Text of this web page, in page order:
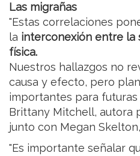
Las migrañas
"Estas correlaciones
la interconexión entre la
física.
Nuestros hallazgos no
causa y efecto, pero
importantes para futuras
Brittany Mitchell, autora
junto con Megan
"Es importante señalar